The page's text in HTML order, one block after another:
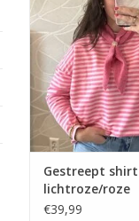
Gestreept
lichtroze/roze
€39,99